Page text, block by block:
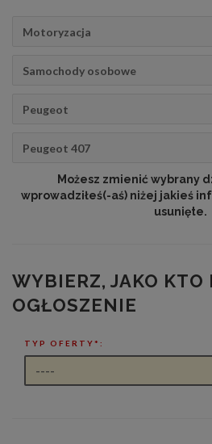
Możesz zmienić wybrany
wprowadziłeś(-aś) niżej jakieś
usunięte.
WYBIERZ, JAKO KTO
OGŁOSZENIE
TYP OFERTY*: